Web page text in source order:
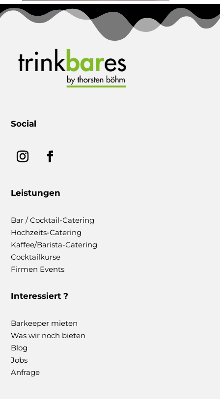
Social
Leistungen
Bar / Cocktail-Catering
Hochzeits-Catering
Kaffee/Barista-Catering
Cocktailkurse
Firmen Events
Interessiert ?
Barkeeper mieten
Was wir noch bieten
Blog
Jobs
Anfrage